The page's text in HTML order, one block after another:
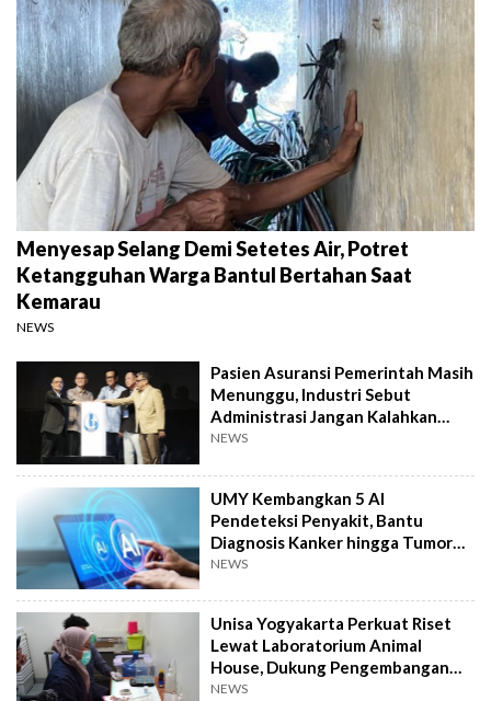
Menyesap Selang Demi Setetes Air, Potret
Ketangguhan Warga Bantul Bertahan Saat
Kemarau
NEWS
Pasien Asuransi Pemerintah Masih
Menunggu, Industri Sebut
Administrasi Jangan Kalahkan
Kemanusiaan
NEWS
UMY Kembangkan 5 AI
Pendeteksi Penyakit, Bantu
Diagnosis Kanker hingga Tumor
Otak Lebih Cepat
NEWS
Unisa Yogyakarta Perkuat Riset
Lewat Laboratorium Animal
House, Dukung Pengembangan
Kandidat Obat
NEWS